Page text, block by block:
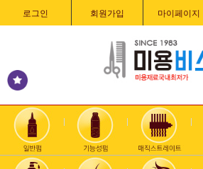
로그인 회원가입 마이페이지